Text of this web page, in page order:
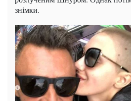
знімки.